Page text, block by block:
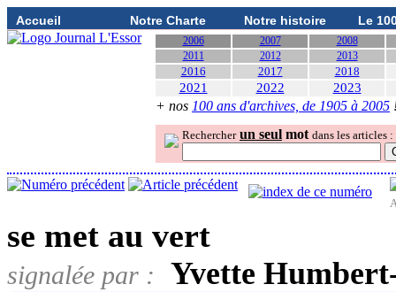
Accueil Notre Charte Notre histoire Le
2006 2007
2008
2011
2012 2013
2016 2017 2018
2021 2022 2023
+ nos 100 ans d'archives, de 1905 à 2005
Rechercher un seul mot dans les articles :
se met au vert
signalée par :
Yvette